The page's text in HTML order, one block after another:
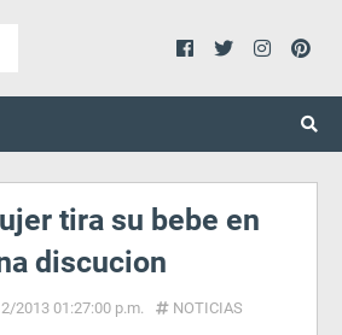
tira su bebe en
discucion
2013 01:27:00 p.m.
NOTICIAS